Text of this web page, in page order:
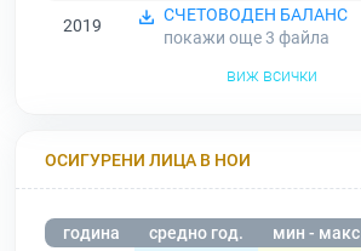
2019
СЧЕТОВОДЕН БАЛАНС
покажи още 3 файла
виж всички
ОСИГУРЕНИ ЛИЦА В НОИ
година средно год. мин - макс